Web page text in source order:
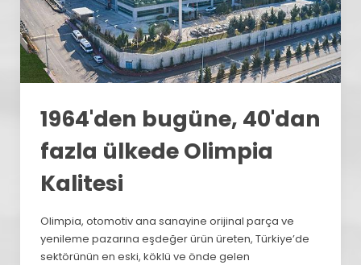
1964'den bugüne, 40'dan
fazla ülkede Olimpia
Kalitesi
Olimpia, otomotiv ana sanayine orijinal parça ve
yenileme pazarına eşdeğer ürün üreten, Türkiye’de
sektörünün en eski, köklü ve önde gelen